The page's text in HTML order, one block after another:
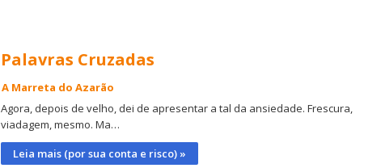
Palavras Cruzadas
A Marreta do Azarão
Agora, depois de velho, dei de apresentar a tal da ansiedade. Frescura,
viadagem, mesmo. Ma…
Leia mais (por sua conta e risco) »